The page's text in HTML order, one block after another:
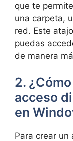
que te
una carpeta,
red. Este
puedas
de manera
2.
acceso
en
Para crear⁢ un